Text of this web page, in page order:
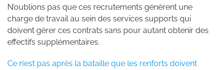
N’oublions pas que ces recrutements génèrent une
charge de travail au sein des services supports qui
doivent gérer ces contrats sans pour autant obtenir des
effectifs supplémentaires.
Ce n’est pas après la bataille que les renforts doivent